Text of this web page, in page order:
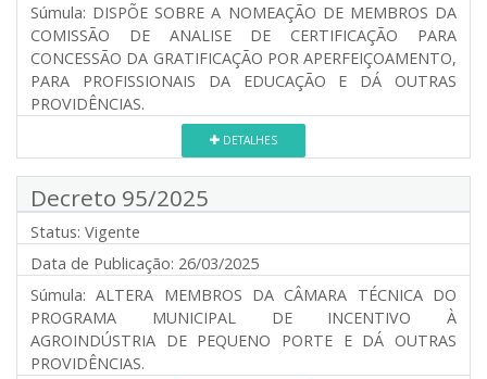
Súmula: DISPÕE SOBRE A NOMEAÇÃO DE MEMBROS DA
COMISSÃO DE ANALISE DE CERTIFICAÇÃO PARA
CONCESSÃO DA GRATIFICAÇÃO POR APERFEIÇOAMENTO,
PARA PROFISSIONAIS DA EDUCAÇÃO E DÁ OUTRAS
PROVIDÊNCIAS.
DETALHES
Decreto 95/2025
Status: Vigente
Data de Publicação: 26/03/2025
Súmula: ALTERA MEMBROS DA CÂMARA TÉCNICA DO
PROGRAMA MUNICIPAL DE INCENTIVO À
AGROINDÚSTRIA DE PEQUENO PORTE E DÁ OUTRAS
PROVIDÊNCIAS.